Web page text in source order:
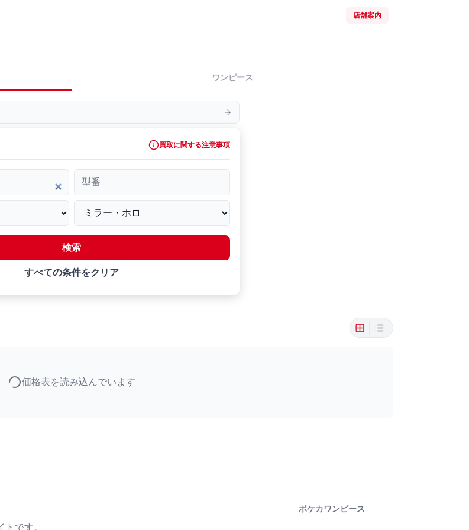
店舗案内
ワンピース
買取に関する注意事項
型番
検索
すべての条件をクリア
価格表を読み込んでいます
です。
ポケカワンピース